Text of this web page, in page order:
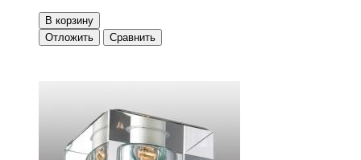
В корзину
Отложить
Сравнить